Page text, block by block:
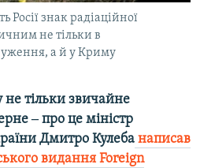
Росії знак радіаційної
не тільки в
а й у Криму
тільки звичайне
‒ про це міністр
Дмитро Кулеба написав
видання Foreign